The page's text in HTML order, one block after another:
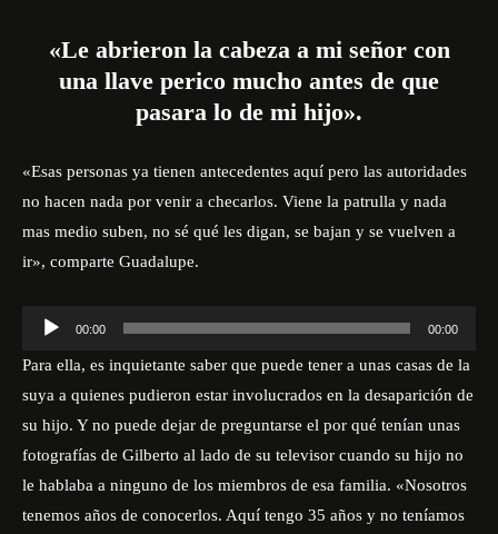
«Le abrieron la cabeza a mi señor con
una llave perico mucho antes de que
pasara lo de mi hijo».
«Esas personas ya tienen antecedentes aquí pero las autoridades
no hacen nada por venir a checarlos. Viene la patrulla y nada
mas medio suben, no sé qué les digan, se bajan y se vuelven a
ir», comparte Guadalupe.
00:00 00:00
Para ella, es inquietante saber que puede tener a unas casas de la
suya a quienes pudieron estar involucrados en la desaparición de
su hijo. Y no puede dejar de preguntarse el por qué tenían unas
fotografías de Gilberto al lado de su televisor cuando su hijo no
le hablaba a ninguno de los miembros de esa familia. «Nosotros
tenemos años de conocerlos. Aquí tengo 35 años y no teníamos